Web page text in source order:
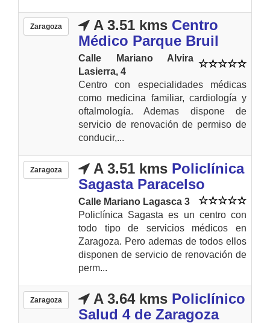
Zaragoza A 3.51 kms Centro
Médico Parque Bruil
Calle Mariano Alvira
Lasierra, 4
Centro con especialidades médicas
como medicina familiar, cardiología y
oftalmología. Ademas dispone de
servicio de renovación de permiso de
conducir,...
Zaragoza A 3.51 kms Policlínica
Sagasta Paracelso
Calle Mariano Lagasca 3
Policlínica Sagasta es un centro con
todo tipo de servicios médicos en
Zaragoza. Pero ademas de todos ellos
disponen de servicio de renovación de
perm...
Zaragoza A 3.64 kms Policlínico
Salud 4 de Zaragoza